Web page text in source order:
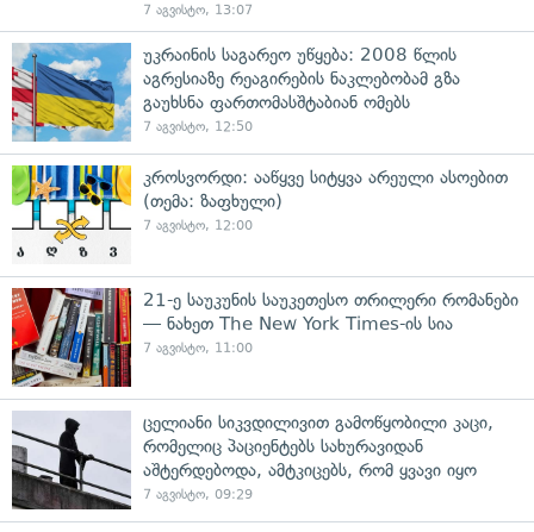
7 აგვისტო, 13:07
უკრაინის საგარეო უწყება: 2008 წლის
აგრესიაზე რეაგირების ნაკლებობამ გზა
გაუხსნა ფართომასშტაბიან ომებს
7 აგვისტო, 12:50
კროსვორდი: ააწყვე სიტყვა არეული ასოებით
(თემა: ზაფხული)
7 აგვისტო, 12:00
21-ე საუკუნის საუკეთესო თრილერი რომანები
— ნახეთ The New York Times-ის სია
7 აგვისტო, 11:00
ცელიანი სიკვდილივით გამოწყობილი კაცი,
რომელიც პაციენტებს სახურავიდან
აშტერდებოდა, ამტკიცებს, რომ ყვავი იყო
7 აგვისტო, 09:29